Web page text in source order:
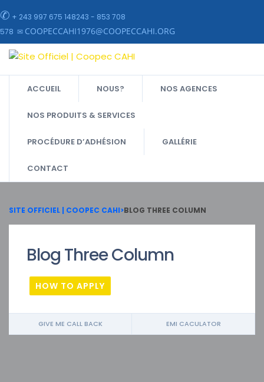
✆ + 243 997 675 148243 - 853 708
578 ✉ COOPECCAHI1976@COOPECCAHI.ORG
ACCUEIL NOUS? NOS AGENCES
NOS PRODUITS & SERVICES
PROCÉDURE D’ADHÉSION GALLÉRIE
CONTACT
SITE OFFICIEL | COOPEC CAHI>BLOG THREE COLUMN
Blog Three Column
HOW TO APPLY
GIVE ME CALL BACK EMI CACULATOR